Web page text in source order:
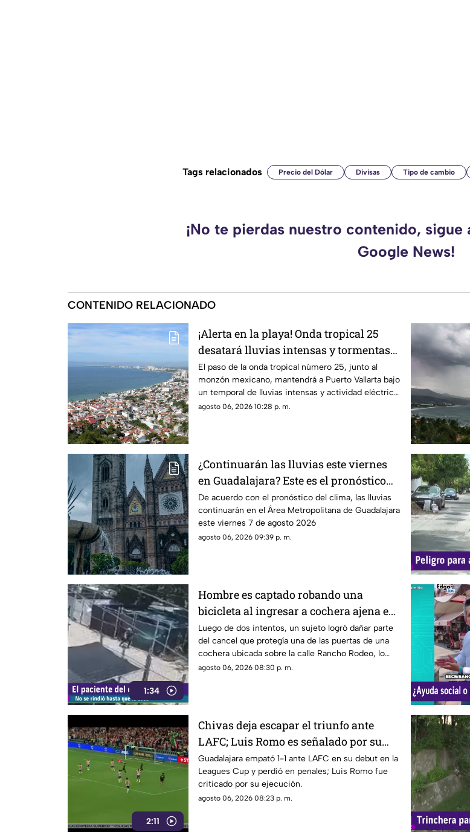
Tags relacionados Precio del Dólar Divisas Tipo de cambio
¡No te pierdas nuestro contenido, sigue
Google News!
CONTENIDO RELACIONADO
¡Alerta en la playa! Onda tropical 25
desatará lluvias intensas y tormentas
en Puerto Vallarta
El paso de la onda tropical número 25, junto al
monzón mexicano, mantendrá a Puerto Vallarta bajo
un temporal de lluvias intensas y actividad eléctrica
durante la tarde
agosto 06, 2026 10:28 p. m.
¿Continuarán las lluvias este viernes
en Guadalajara? Este es el pronóstico
del clima hoy 7 de agosto
De acuerdo con el pronóstico del clima, las lluvias
continuarán en el Área Metropolitana de Guadalajara
este viernes 7 de agosto 2026
agosto 06, 2026 09:39 p. m.
1:34
Hombre es captado robando una
bicicleta al ingresar a cochera ajena en
calle Rancho Rodeo
Luego de dos intentos, un sujeto logró dañar parte
del cancel que protegía una de las puertas de una
cochera ubicada sobre la calle Rancho Rodeo, lo
que le permitió ingresar al inmueble.
agosto 06, 2026 08:30 p. m.
2:11
Chivas deja escapar el triunfo ante
LAFC; Luis Romo es señalado por su
cobro en penales
Guadalajara empató 1-1 ante LAFC en su debut en la
Leagues Cup y perdió en penales; Luis Romo fue
criticado por su ejecución.
agosto 06, 2026 08:23 p. m.